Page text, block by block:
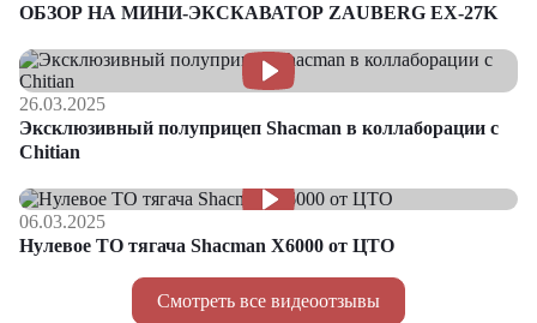
Смотреть все видеоотзывы
ОБЗОР НА МИНИ-ЭКСКАВАТОР ZAUBERG EX-27K
26.03.2025
Эксклюзивный полуприцеп Shacman в коллаборации с
Chitian
06.03.2025
Нулевое ТО тягача Shacman Х6000 от ЦТО